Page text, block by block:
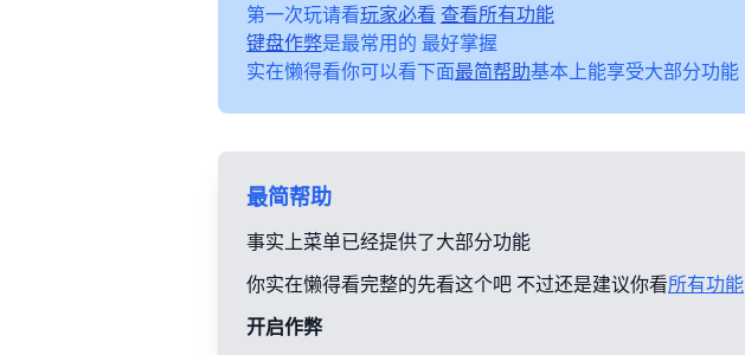
第一次玩请看玩家必看 查看所有功能
键盘作弊是最常用的 最好掌握
实在懒得看你可以看下面最简帮助基本上能享受大部分功能
最简帮助
事实上菜单已经提供了大部分功能
你实在懒得看完整的先看这个吧 不过还是建议你看所有功能
开启作弊